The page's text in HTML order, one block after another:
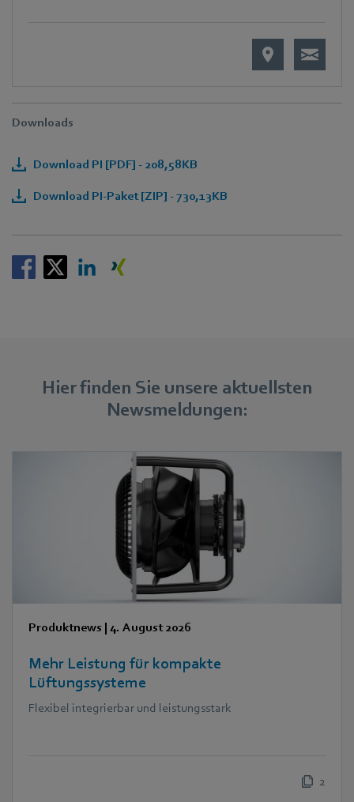
Downloads
Download PI [PDF] - 208,58KB
Download PI-Paket [ZIP] - 730,13KB
Hier finden Sie unsere aktuellsten
Newsmeldungen:
Produktnews | 4. August 2026
Mehr Leistung für kompakte
Lüftungssysteme
Flexibel integrierbar und leistungsstark
2